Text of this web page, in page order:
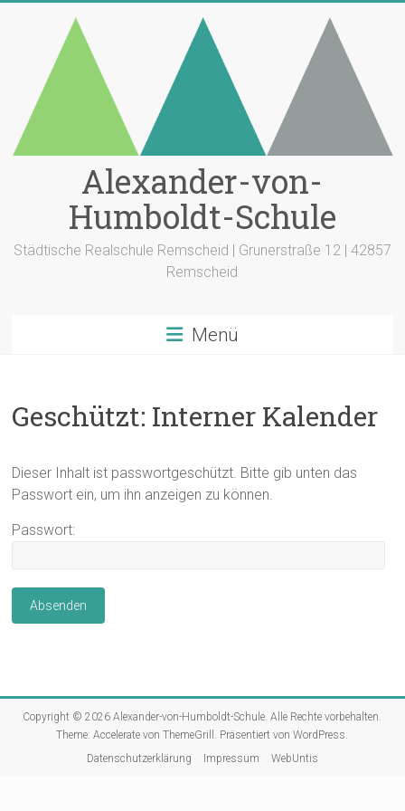
Alexander-von-
Humboldt-Schule
Städtische Realschule Remscheid | Grunerstraße 12 | 42857
Remscheid
Menü
Geschützt: Interner Kalender
Dieser Inhalt ist passwortgeschützt. Bitte gib unten das
Passwort ein, um ihn anzeigen zu können.
Passwort:
Copyright © 2026Alexander-von-Humboldt-Schule . Alle Rechte vorbehalten.
Theme:Accelerate von ThemeGrill. Präsentiert vonWordPress
Datenschutzerklärung
Impressum WebUntis